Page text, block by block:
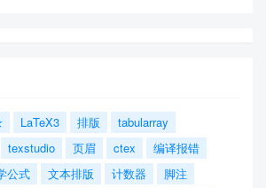
LaTeX3 排版
tabularray
texstudio 页眉 ctex
编译报错
公式 文本排版 计数器
脚注